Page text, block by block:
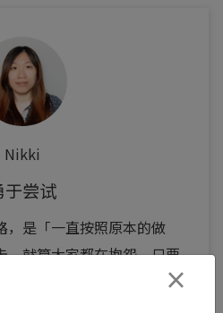
Nikki
于尝试
，是「一直按照原本的做
、就算大家都在抱怨，只要
还是一样。 但真正推动改×